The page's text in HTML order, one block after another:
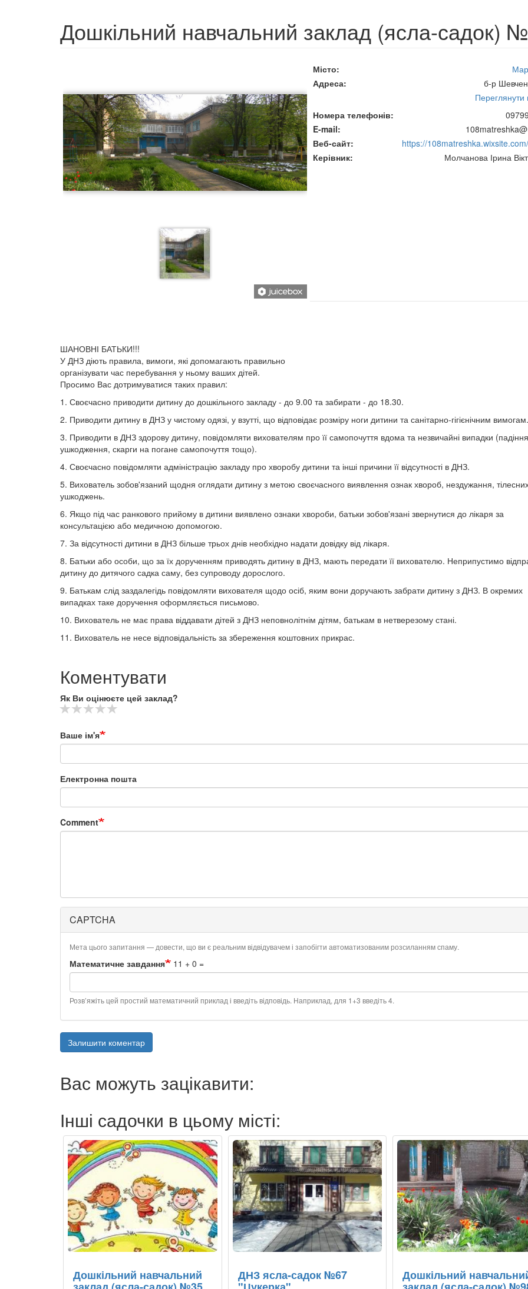
Дошкільний навчальний заклад (ясла-садок)
Місто
Адреса
б-р
Переглянути
Номера телефонів
E-mail
Веб-сайт
https://
Керівник
Молчанова Ірина
ШАНОВНІ БАТЬКИ!!!
У ДНЗ діють правила, вимоги, які допомагають правильно
організувати час перебування у ньому ваших дітей.
Просимо Вас дотримуватися таких правил:
1. Своєчасно приводити дитину до дошкільного закладу - до 9.00 та забирати - до 18.30.
2. Приводити дитину в ДНЗ у чистому одязі, у взутті, що відповідає розміру ноги дитини та санітарно-гігієнічним вимогам.
3. Приводити в ДНЗ здорову дитину, повідомляти вихователям про її самопочуття вдома та незвичайні випадки
ушкодження, скарги на погане самопочуття тощо).
4. Своєчасно повідомляти адміністрацію закладу про хворобу дитини та інші причини її відсутності в ДНЗ.
5. Вихователь зобов'язаний щодня оглядати дитину з метою своєчасного виявлення ознак хвороб, нездужання,
ушкоджень.
6. Якщо під час ранкового прийому в дитини виявлено ознаки хвороби, батьки зобов'язані звернутися до лікаря за
консультацією або медичною допомогою.
7. За відсутності дитини в ДНЗ більше трьох днів необхідно надати довідку від лікаря.
8. Батьки або особи, що за їх дорученням приводять дитину в ДНЗ, мають передати її вихователю. Неприпустимо
дитину до дитячого садка саму, без супроводу дорослого.
9. Батькам слід заздалегідь повідомляти вихователя щодо осіб, яким вони доручають забрати дитину з ДНЗ. В окремих
випадках таке доручення оформляється письмово.
10. Вихователь не має права віддавати дітей з ДНЗ неповнолітнім дітям, батькам в нетверезому стані.
11. Вихователь не несе відповідальність за збереження коштовних прикрас.
Коментувати
Як Ви оцінюєте цей заклад?
Ваше ім'я
Електронна пошта
Comment
CAPTCHA
Мета цього запитання — довести, що ви є реальним відвідувачем і запобігти автоматизованим розсиланням спаму.
Математичне завдання 11 + 0 =
Розв’яжіть цей простий математичний приклад і введіть відповідь. Наприклад, для 1+3 введіть 4.
Залишити коментар
Вас можуть зацікавити:
Інші садочки в цьому місті:
Дошкільний навчальний ДНЗ ясла-садок №67 Дошкільний